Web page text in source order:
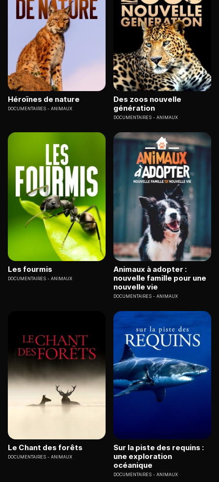
Héroïnes de nature
DOCUMENTAIRES ANIMAUX
Des zoos nouvelle
génération
DOCUMENTAIRES ANIMAUX
Les fourmis
DOCUMENTAIRES ANIMAUX
Animaux à adopter :
nouvelle famille pour une
nouvelle vie
DOCUMENTAIRES ANIMAUX
Le Chant des forêts
DOCUMENTAIRES ANIMAUX
Sur la piste des requins :
une exploration
océanique
DOCUMENTAIRES ANIMAUX